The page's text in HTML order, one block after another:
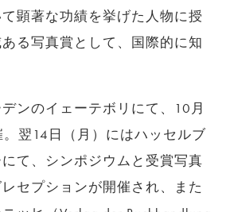
顕著な功績を挙げた人物に授
る写真賞として、国際的に知
ンのイェーテボリにて、10月
。翌14日（月）にはハッセルブ
て、シンポジウムと受賞写真
セプションが開催され、また